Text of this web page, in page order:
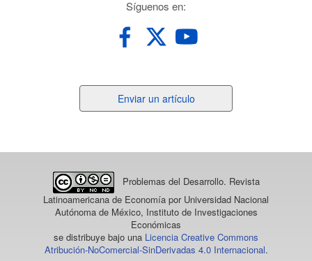
Síguenos en:
un
Enviar un artículo
Problemas del Desarrollo. Revista
Latinoamericana de Economía por Universidad Nacional
Autónoma de México, Instituto de Investigaciones
Económicas
se distribuye bajo una Licencia Creative Commons
Atribución-NoComercial-SinDerivadas 4.0 Internacional.